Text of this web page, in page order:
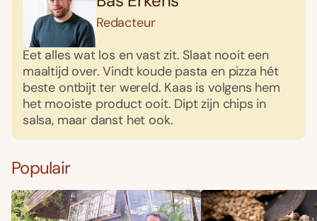
Redacteur
Eet alles wat los en vast zit. Slaat nooit een
maaltijd over. Vindt koude pasta en pizza hét
beste ontbijt ter wereld. Kaas is volgens hem
het mooiste product ooit. Dipt zijn chips in
salsa, maar danst het ook.
Populair